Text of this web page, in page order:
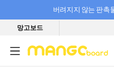
버려지지 않는 판촉
필요한 만큼 충전하고 끊김 없이
망고보드